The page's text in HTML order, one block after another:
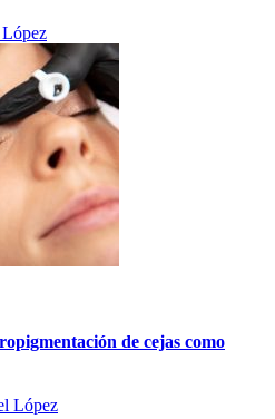
de cejas como
López